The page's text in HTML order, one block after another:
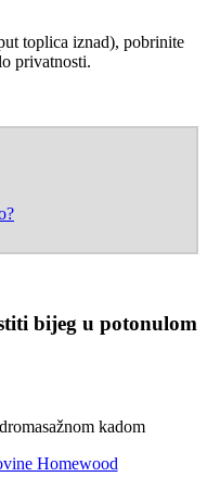
toplica iznad), pobrinite
privatnosti.
bijeg u potonulom
Homewood